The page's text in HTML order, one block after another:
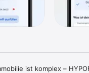
ist komplex –